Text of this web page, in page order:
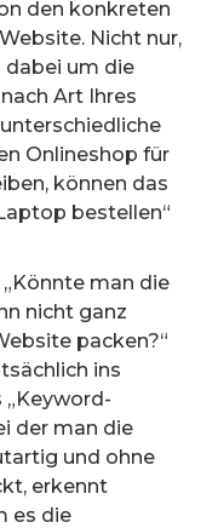
den konkreten
Nicht nur,
dabei um die
Art Ihres
Onlineshop für
können das
bestellen“
man die
nicht ganz
packen?“
ins
„Keyword-
der man die
und ohne
erkennt
es die